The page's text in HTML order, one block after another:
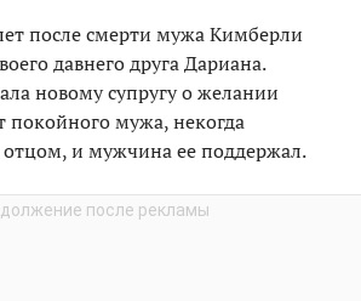
после смерти мужа Кимберли
давнего друга Дариана.
новому супругу о желании
покойного мужа, некогда
отцом, и мужчина ее поддержал.